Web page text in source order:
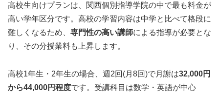
高校生向けプランは、関西個別指導学院の中で最も料金が
高い学年区分です。高校の学習内容は中学と比べて格段に
難しくなるため、 専門性の高い講師による指導が必要とな
り、その分授業料も上昇します。
高校1年生・2年生の場合、週2回(月8回)で月謝は32,000円
から44,000円程度です。受講科目は数学・英語が中心